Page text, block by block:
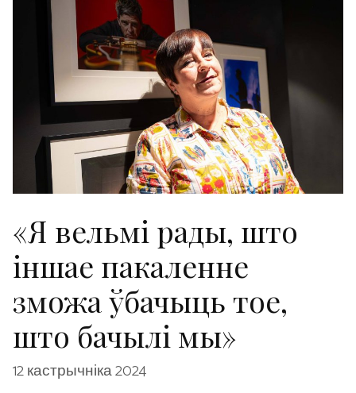
«Я вельмі рады, што
іншае пакаленне
зможа ўбачыць тое,
што бачылі мы»
12 кастрычніка 2024